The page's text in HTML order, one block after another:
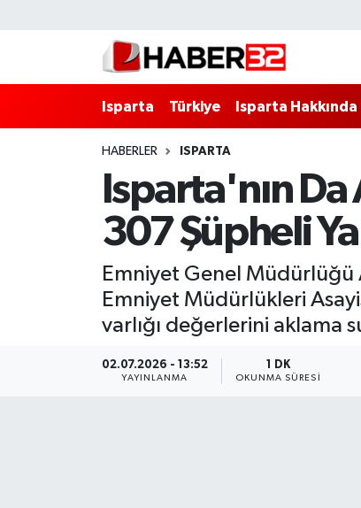
Isparta Türkiye Isparta Hakkında
HABERLER ISPARTA
Isparta'nın
307 Şüpheli
Emniyet Genel Müdürlüğü
Emniyet Müdürlükleri
varlığı değerlerini aklama
02.07.2026 - 13:52
YAYINLANMA
1 DK
OKUNMA SÜRESI
Isparta Hakkında
Esnaf Diyor ki;
BİLİM VE TEKNOLOJİ
Isparta Nöbetçi Eczaneler
Isparta Hava Durumu
Isparta Trafik Yoğunluk Haritası
Süper Lig Puan Durumu ve Fikstür
Tüm Manşetler
Son Dakika Haberleri